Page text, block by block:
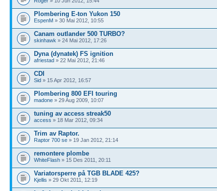
Plombering E-ton Yukon 150
EspenM » 30 Mai 2012, 10:55
Canam outlander 500 TURBO?
skinhawk » 24 Mai 2012, 17:26
Dyna (dynatek) FS ignition
afriestad » 22 Mai 2012, 21:46
CDI
Sid » 15 Apr 2012, 16:57
Plombering 800 EFI touring
madone » 29 Aug 2009, 10:07
tuning av access streak50
access » 18 Mar 2012, 09:34
Trim av Raptor.
Raptor 700 se » 19 Jan 2012, 21:14
remontere plombe
WhiteFlash » 15 Des 2011, 20:11
Variatorsperre på TGB BLADE 425?
Kjellis » 29 Okt 2011, 12:19